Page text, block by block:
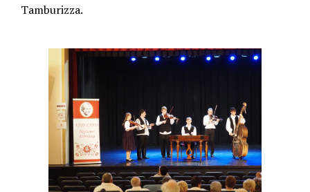
Tamburizza.